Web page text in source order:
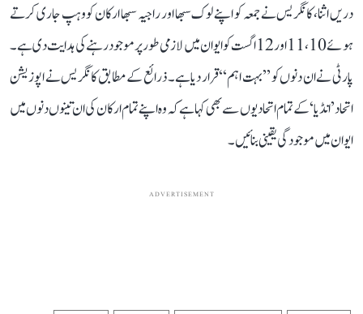
دریں اثنا، کانگریس نے جمعہ کو اپنے لوک سبھا اور راجیہ سبھا ارکان کو وہپ جاری کرتے
ہوئے 10، 11 اور 12 اگست کو ایوان میں لازمی طور پر موجود رہنے کی ہدایت دی ہے۔
پارٹی نے ان دنوں کو ’’بہت اہم‘‘ قرار دیا ہے۔ ذرائع کے مطابق کانگریس نے اپوزیشن
اتحاد ’انڈیا‘ کے تمام اتحادیوں سے بھی کہا ہے کہ وہ اپنے تمام ارکان کی ان تینوں دنوں میں
ایوان میں موجودگی یقینی بنائیں۔
ADVERTISEMENT